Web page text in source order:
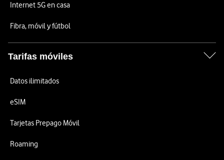
Internet 5G en casa
Fibra, móvil y fútbol
Tarifas móviles
Datos ilimitados
eSIM
Tarjetas Prepago Móvil
Roaming